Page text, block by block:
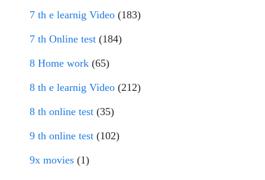
7 th e learnig Video (183)
7 th Online test (184)
8 Home work (65)
8 th e learnig Video (212)
8 th online test (35)
9 th online test (102)
9x movies (1)